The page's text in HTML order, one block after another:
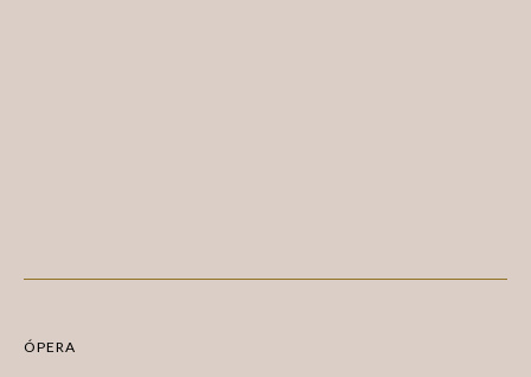
ÓPERA